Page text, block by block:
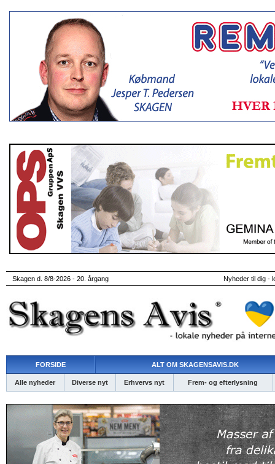
Skagen d. 8/8-2026 - 20. årgang Nyheder til dig -
FORSIDE ALT OM SKAGENSAVIS.DK
Alle nyheder Diverse nyt Erhvervs nyt Frem- og efterlysning